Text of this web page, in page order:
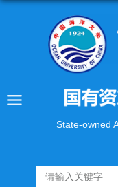
State-owned